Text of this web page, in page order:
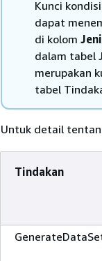
Kunci
dapat
di kolom
dalam tabel
merupakan
tabel
Untuk detail
Tindakan